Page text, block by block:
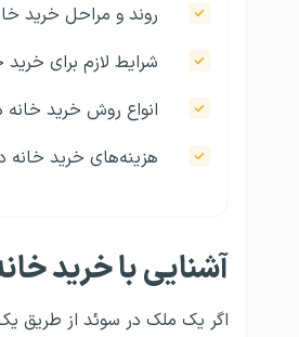
روند و مراحل خرید
شرایط لازم برای
انواع روش خرید خانه
هزینه‌های خرید خانه
آشنایی با خرید
اگر یک ملک در سوئد از طریق